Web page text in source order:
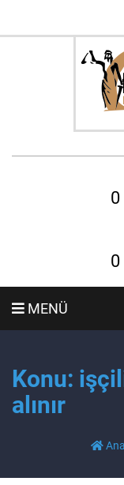
MENÜ
Konu:
alınır